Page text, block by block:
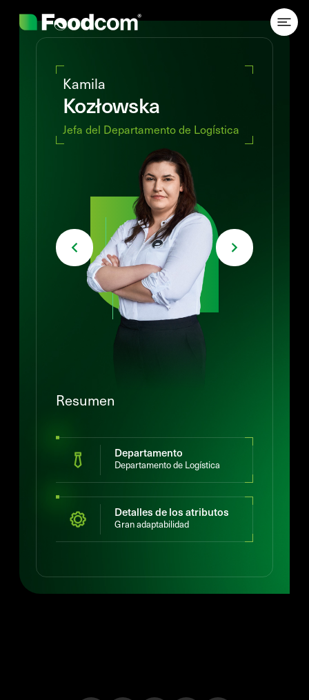
Kamila
Kozłowska
Jefa del Departamento de Logística
Resumen
Departamento
Departamento de Logística
Detalles de los atributos
Gran adaptabilidad